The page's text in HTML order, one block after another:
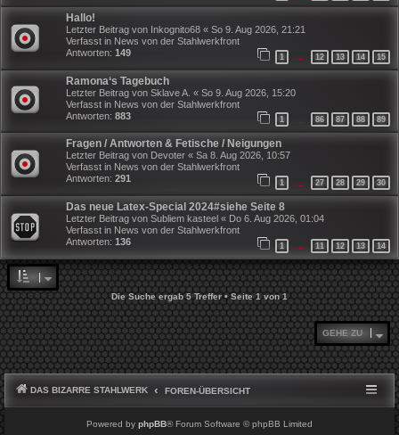
Hallo!
Letzter Beitrag von Inkognito68 « So 9. Aug 2026, 21:21
Verfasst in News von der Stahlwerkfront
Antworten: 149 1 … 12 13 14 15
Ramona‘s Tagebuch
Letzter Beitrag von Sklave A. « So 9. Aug 2026, 15:20
Verfasst in News von der Stahlwerkfront
Antworten: 883 1 86 87 88 89
Fragen / Antworten & Fetische / Neigungen
Letzter Beitrag von Devoter « Sa 8. Aug 2026, 10:57
Verfasst in News von der Stahlwerkfront
Antworten: 291 1 27 28 29 30
Das neue Latex-Special 2024#siehe Seite 8
Letzter Beitrag von Subliem kasteel « Do 6. Aug 2026, 01:04
Verfasst in News von der Stahlwerkfront
Antworten: 136 1 … 11 12 13 14
Die Suche ergab 5 Treffer • Seite1von 1
GEHE ZU
DAS BIZARRE STAHLWERK FOREN-ÜBERSICHT
Powered by phpBB® Forum Software © phpBB Limited